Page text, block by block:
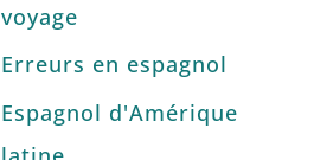
voyage
Erreurs en espagnol
Espagnol d'Amérique